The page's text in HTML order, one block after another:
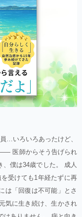
…いろいろあったけど、
医師からそう告げられ
、僕は34歳でした。 成人
受けても1年経たずに再
は「回復は不可能」とさ
気に生き続け、生かされ